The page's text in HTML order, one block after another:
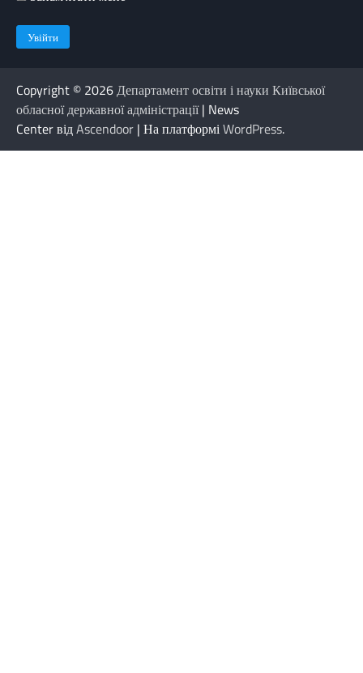
Copyright © 2026Департамент освіти і науки Київської
обласної державної адміністрації| News
Center відAscendoor | На платформіWordPress.